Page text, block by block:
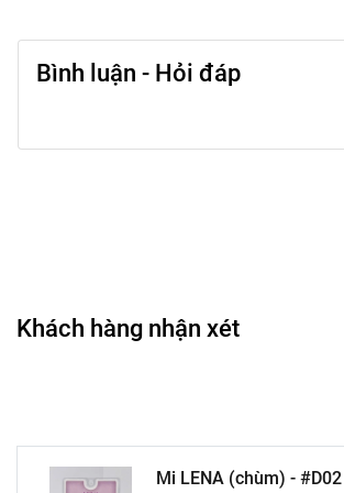
Linh hoạt tạo phong cách trang
Là phụ kiện làm đẹp lý tưởng cho
Dùng nhíp gắp nhẹ từng chùm mi
Khi tháo, sử dụng bông tẩy trang
Phù hợp với người có mi thật thưa,
Bình luận - Hỏi đáp
Khách hàng nhận xét
Mi LENA (chùm) - #D02